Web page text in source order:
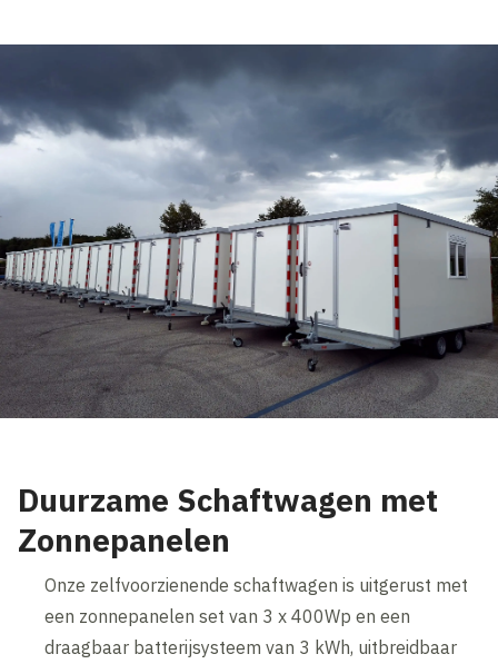
Duurzame Schaftwagen met
Zonnepanelen
Onze zelfvoorzienende schaftwagen is uitgerust met
een zonnepanelen set van 3 x 400Wp en een
draagbaar batterijsysteem van 3 kWh, uitbreidbaar